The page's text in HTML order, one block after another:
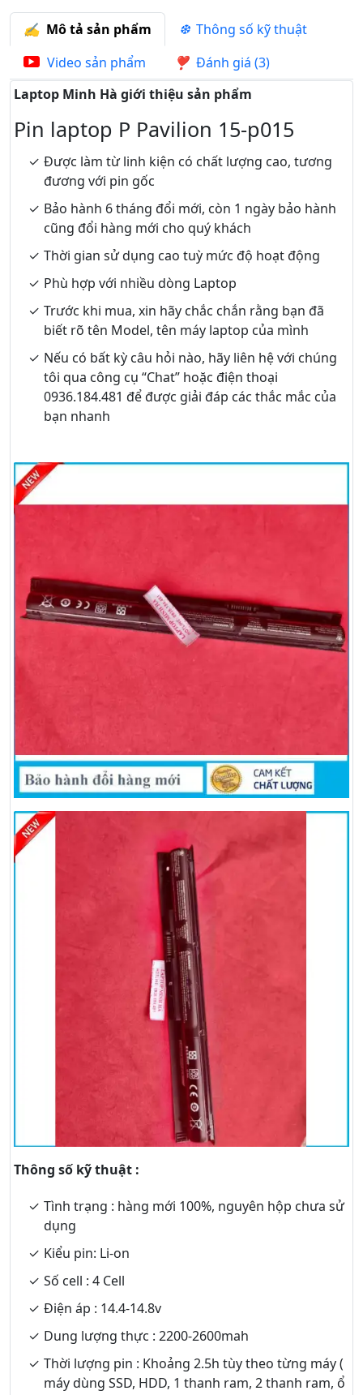
Mô tả sản phẩm
Thông số kỹ thuật
Video sản phẩm
Đánh giá (3)
Laptop Minh Hà giới thiệu sản phẩm
Pin laptop P Pavilion 15-p015
Được làm từ linh kiện có chất lượng cao, tương
đương với pin gốc
Bảo hành 6 tháng đổi mới, còn 1 ngày bảo hành
cũng đổi hàng mới cho quý khách
Thời gian sử dụng cao tuỳ mức độ hoạt động
Phù hợp với nhiều dòng Laptop
Trước khi mua, xin hãy chắc chắn rằng bạn đã
biết rõ tên Model, tên máy laptop của mình
Nếu có bất kỳ câu hỏi nào, hãy liên hệ với chúng
tôi qua công cụ “Chat” hoặc điện thoại
0936.184.481 để được giải đáp các thắc mắc của
bạn nhanh
Thông số kỹ thuật :
Tình trạng : hàng mới 100%, nguyên hộp chưa sử
dụng
Kiểu pin: Li-on
Số cell : 4 Cell
Điện áp : 14.4-14.8v
Dung lượng thực : 2200-2600mah
Thời lượng pin : Khoảng 2.5h tùy theo từng máy (
máy dùng SSD, HDD, 1 thanh ram, 2 thanh ram, ổ